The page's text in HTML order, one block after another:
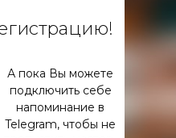
А пока Вы можете
подключить себе
напоминание в
Telegram, чтобы не